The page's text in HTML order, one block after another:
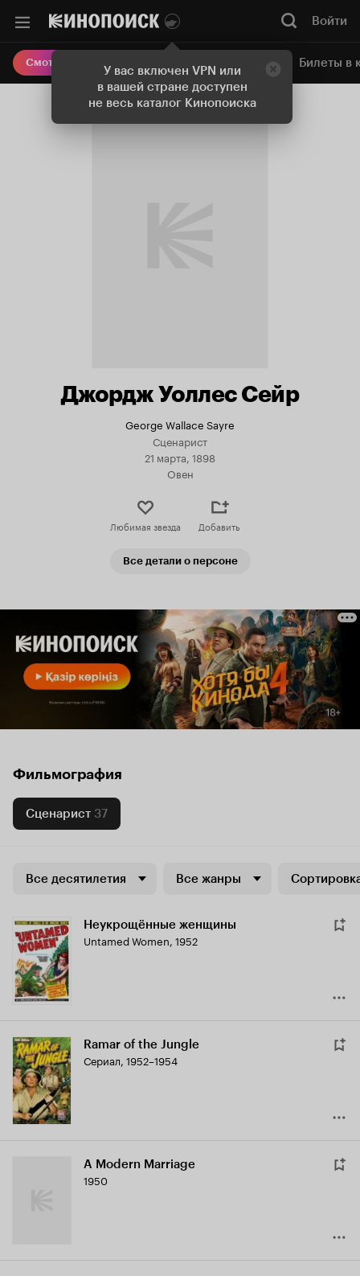
У вас включен VPN или
в вашей стране доступен
не весь каталог Кинопоиска
Войти
Смотреть кино Онлайн-кинотеатр Билеты в
Джордж Уоллес Сейр
George Wallace Sayre
Сценарист
21 марта, 1898
Овен
Любимая звезда Добавить
Все детали о персоне
Фильмография
Сценарист 37
Все десятилетия Все жанры
Неукрощённые женщины
Untamed Women, 1952
Ramar of the Jungle
Сериал, 1952–1954
A Modern Marriage
1950